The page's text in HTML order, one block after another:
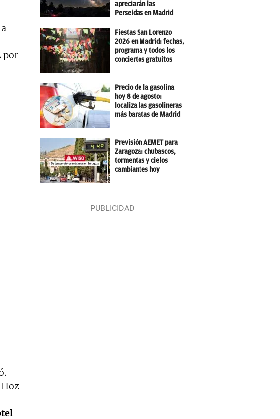
por
apreciarán las
Perseidas en Madrid
Fiestas San Lorenzo
2026 en Madrid: fechas,
programa y todos los
conciertos gratuitos
Precio de la gasolina
hoy 8 de agosto:
localiza las gasolineras
más baratas de Madrid
Previsión AEMET para
Zaragoza: chubascos,
tormentas y cielos
cambiantes hoy